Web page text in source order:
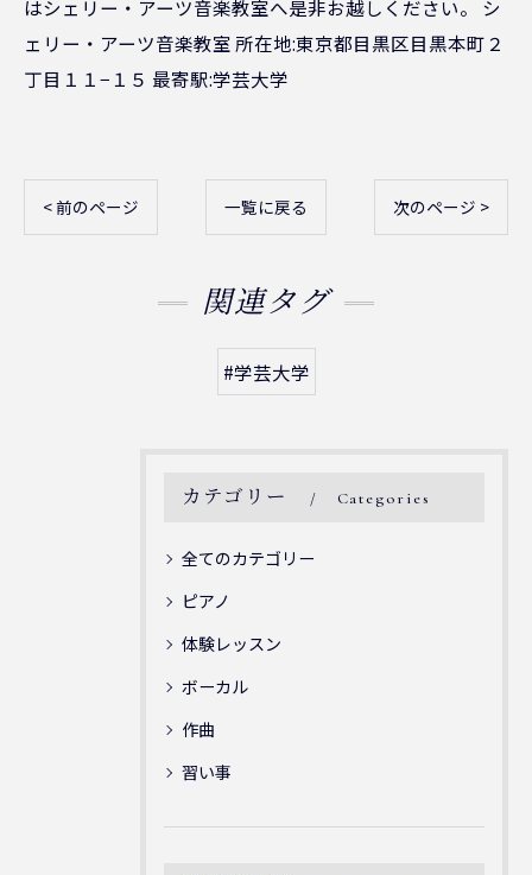
はシェリー・アーツ音楽教室へ是非お越しください。 シ
ェリー・アーツ音楽教室 所在地:東京都目黒区目黒本町２
丁目１１−１５ 最寄駅:学芸大学
< 前のページ 一覧に戻る 次のページ >
関連タグ
#学芸大学
カテゴリー Categories
全てのカテゴリー
ピアノ
体験レッスン
ボーカル
作曲
習い事